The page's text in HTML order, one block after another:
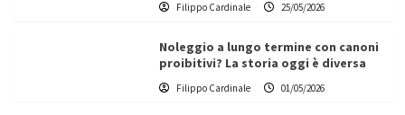
Filippo Cardinale 25/05/2026
Noleggio a lungo termine con canoni
proibitivi? La storia oggi è diversa
Filippo Cardinale 01/05/2026